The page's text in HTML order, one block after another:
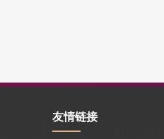
友情链接